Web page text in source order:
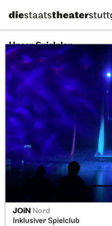
JOiN Nord
Inklusiver Spielclub
Unser Spielplan
10.08.2026 Alle Sparten
Alle Spielstätten
So, 20.09.2026